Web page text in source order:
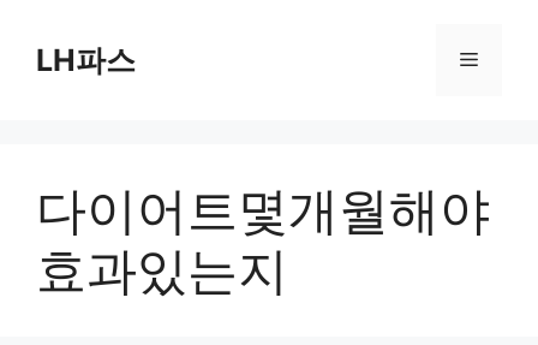
LH파스 메
다이어트몇개월해야
효과있는지